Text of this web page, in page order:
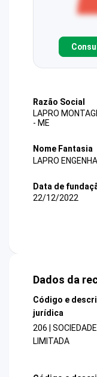
Razão Social
LAPRO
- ME
Nome Fantasia
LAPRO
Data de
22/12/2022
Dados da
Código e
jurídica
206 |
LIMITADA